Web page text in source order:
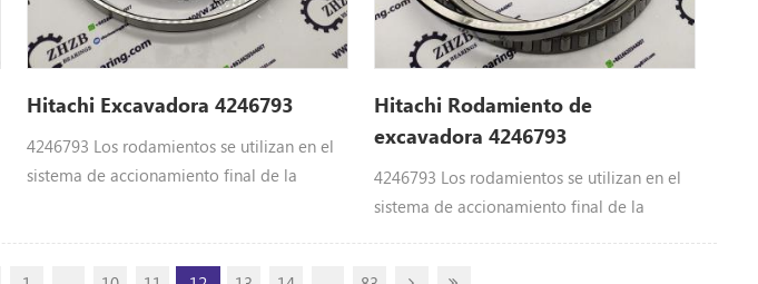
Hitachi Excavadora 4246793
4246793 Los rodamientos se utilizan en el
sistema de accionamiento final de la
CX500DR, CX500PD, CX550, CX700, CX700
Hitachi Rodamiento de
excavadora 4246793
4246793 Los rodamientos se utilizan en el
sistema de accionamiento final de la